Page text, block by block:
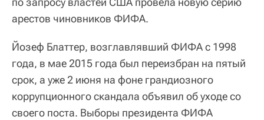
арестов чиновников ФИФА.
Йозеф Блаттер, возглавлявший ФИФА с 1998
года, в мае 2015 года был переизбран на пятый
срок, а уже 2 июня на фоне грандиозного
коррупционного скандала объявил об уходе со
своего поста. Выборы президента ФИФА